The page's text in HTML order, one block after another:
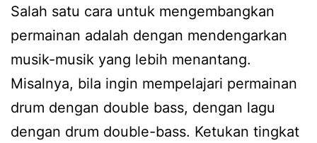
Salah satu cara untuk mengembangkan
permainan adalah dengan mendengarkan
musik-musik yang lebih menantang.
Misalnya, bila ingin mempelajari permainan
drum dengan double bass, dengan lagu
dengan drum double-bass. Ketukan tingkat